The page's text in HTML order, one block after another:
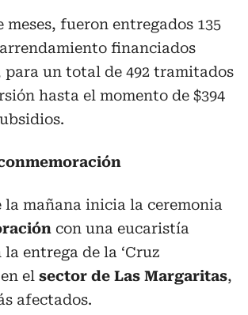
meses, fueron entregados 135
financiados
para un total de 492 tramitados
hasta el momento de $394
la mañana inicia la ceremonia
con una eucaristía
entrega de la ‘Cruz
el sector de Las Margaritas,
afectados.